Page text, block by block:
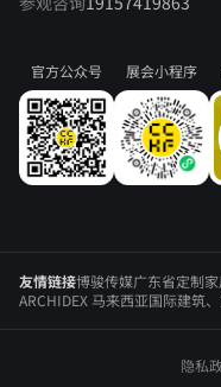
官方公众号 展会小程序
友情链接博骏传媒广东省定制
ARCHIDEX 马来西亚国际建筑
隐私